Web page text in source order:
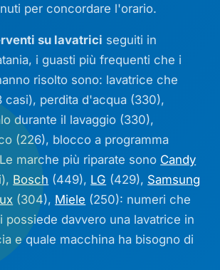
per concordare l'orario.
su lavatrici seguiti in
i guasti più frequenti che i
risolto sono: lavatrice che
casi), perdita d'acqua (330),
durante il lavaggio (330),
(226), blocco a programma
marche più riparate sono Candy
Bosch (449), LG (429), Samsung
(304), Miele (250): numeri che
possiede davvero una lavatrice in
e quale macchina ha bisogno di